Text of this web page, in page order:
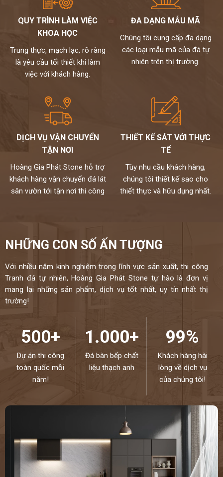
sàng hỗ trợ và giả đáp mọi thắc mắc 24/7.
Tại Hà Nội, để tìm được đơn vị thi công đá ốp cầu thang đẹp,
chất lượng và giá cả hợp lý, quý khách hàng có thể liên hệ với
hoàng gia phát
Với trên 20 năm hoạt động, Hoàng gia phát đã thi công vô số
các công trình đá ốp lát nói chung và thi công đá ốp cầu thang
nói riêng. Bằng kinh nghiệm và chuyên môn cao, các sản phẩm
QUY TRÌNH LÀM VIỆC
KHOA HỌC
Trung thực, mạch lạc, rõ ràng
là yêu cầu tối thiết khi làm
việc với khách hàng.
ĐA DẠNG MẪU MÃ
Chúng tôi cung cấp đa dạng
các loại mẫu mã của đá tự
nhiên trên thị trường.
DỊCH VỤ VẬN CHUYỂN
TẬN NƠI
Hoàng Gia Phát Stone hỗ trợ
khách hàng vận chuyển đá lát
sân vườn tới tận nơi thi công
THIẾT KẾ SÁT VỚI THỰC
TẾ
Tùy nhu cầu khách hàng,
chúng tôi thiết kế sao cho
thiết thực và hữu dụng nhất.
NHỮNG CON SỐ ẤN TƯỢNG
Với nhiều năm kinh nghiệm trong lĩnh vực sản xuất, thi công
Tranh đá tự nhiên, Hoàng Gia Phát Stone tự hào là đơn vị
mang lại những sản phẩm, dịch vụ tốt nhất, uy tín nhất thị
trường!
500+
Dự án thi công
toàn quốc mỗi
năm!
1.000+
Đá bàn bếp chất
liệu thạch anh
99%
Khách hàng hài
lòng về dịch vụ
của chúng tôi!